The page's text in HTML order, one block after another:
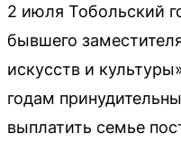
2 июля Тобольский
бывшего
искусств и
годам
выплатить семье